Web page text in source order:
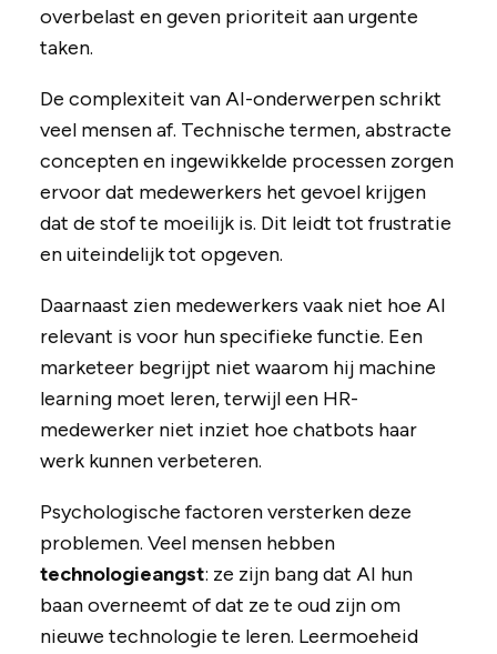
overbelast en geven prioriteit aan urgente
taken.
De complexiteit van AI-onderwerpen schrikt
veel mensen af. Technische termen, abstracte
concepten en ingewikkelde processen zorgen
ervoor dat medewerkers het gevoel krijgen
dat de stof te moeilijk is. Dit leidt tot frustratie
en uiteindelijk tot opgeven.
Daarnaast zien medewerkers vaak niet hoe AI
relevant is voor hun specifieke functie. Een
marketeer begrijpt niet waarom hij machine
learning moet leren, terwijl een HR-
medewerker niet inziet hoe chatbots haar
werk kunnen verbeteren.
Psychologische factoren versterken deze
problemen. Veel mensen hebben
technologieangst: ze zijn bang dat AI hun
baan overneemt of dat ze te oud zijn om
nieuwe technologie te leren. Leermoeheid